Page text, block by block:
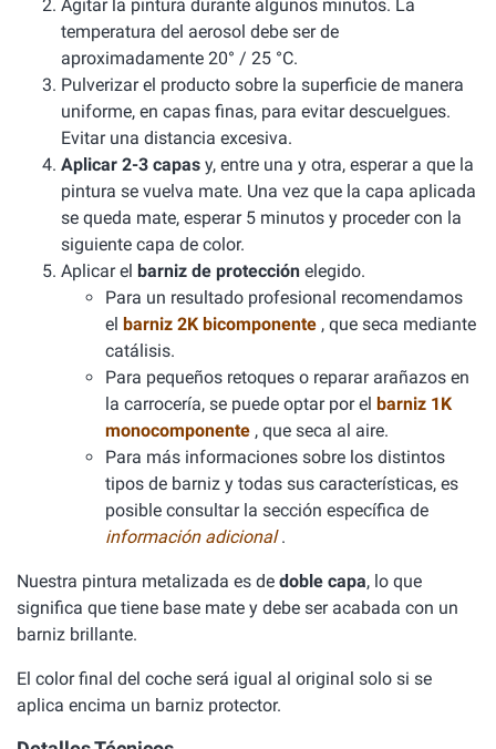
Agitar la pintura durante algunos minutos. La
temperatura del aerosol debe ser de
aproximadamente 20° / 25 °C.
Pulverizar el producto sobre la superficie de manera
uniforme, en capas finas, para evitar descuelgues.
Evitar una distancia excesiva.
Aplicar 2-3 capas y, entre una y otra, esperar a que la
pintura se vuelva mate. Una vez que la capa aplicada
se queda mate, esperar 5 minutos y proceder con la
siguiente capa de color.
Aplicar el barniz de protección elegido.
Para un resultado profesional recomendamos
el barniz 2K bicomponente , que seca mediante
catálisis.
Para pequeños retoques o reparar arañazos en
la carrocería, se puede optar por el barniz 1K
monocomponente , que seca al aire.
Para más informaciones sobre los distintos
tipos de barniz y todas sus características, es
posible consultar la sección específica de
información adicional.
Nuestra pintura metalizada es de doble capa, lo que
significa que tiene base mate y debe ser acabada con un
barniz brillante.
El color final del coche será igual al original solo si se
aplica encima un barniz protector.